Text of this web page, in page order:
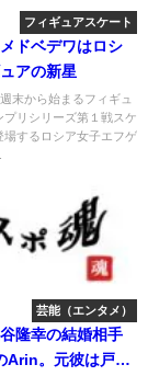
フィギュアスケート
ドベデワはロシ
ュアの新星
末から始まるフィギュ
プリシリーズ第１戦スケ
場するロシア女子エフゲ
芸能（エンタメ）
隆幸の結婚相手
Arin。元彼は戸塚